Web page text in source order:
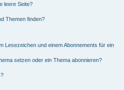
leere Seite?
Themen finden?
Lesezeichen und einem Abonnements für ein
setzen oder ein Thema abonnieren?